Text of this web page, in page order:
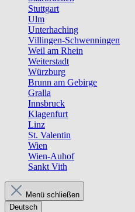
Stuttgart
Ulm
Unterhaching
Villingen-Schwenningen
Weil am Rhein
Weiterstadt
Würzburg
Brunn am Gebirge
Gralla
Innsbruck
Klagenfurt
Linz
St. Valentin
Wien
Wien-Auhof
Sankt Vith
Menü schließen
Deutsch